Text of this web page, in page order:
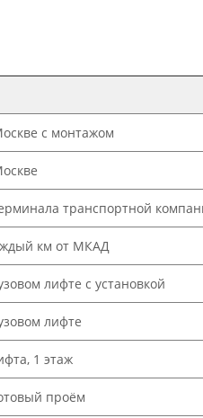
с монтажом
транспортной
км от МКАД
лифте с установкой
лифте
1 этаж
проём